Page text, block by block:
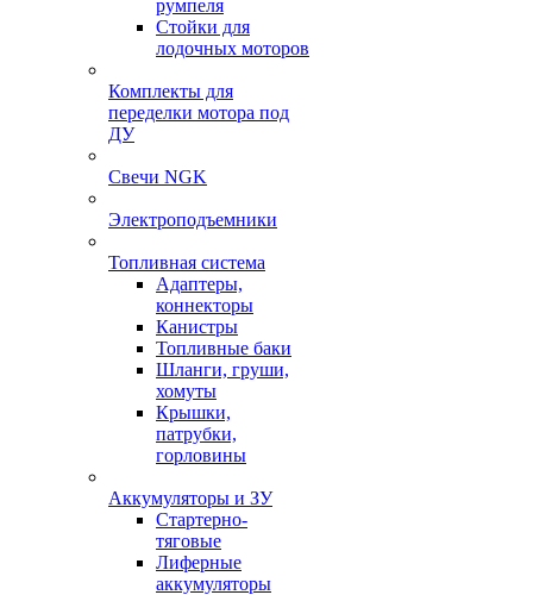
румпеля
Стойки для
лодочных моторов
Комплекты для
переделки мотора под
ДУ
Свечи NGK
Электроподъемники
Топливная система
Адаптеры,
коннекторы
Канистры
Топливные баки
Шланги, груши,
хомуты
Крышки,
патрубки,
горловины
Аккумуляторы и ЗУ
Стартерно-
тяговые
Лиферные
аккумуляторы